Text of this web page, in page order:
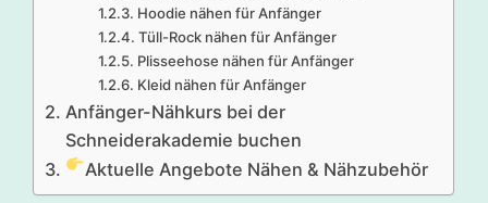
Hoodie nähen für Anfänger
Tüll-Rock nähen für Anfänger
Plisseehose nähen für Anfänger
Kleid nähen für Anfänger
Anfänger-Nähkurs bei der
Schneiderakademie buchen
Aktuelle Angebote Nähen & Nähzubehör